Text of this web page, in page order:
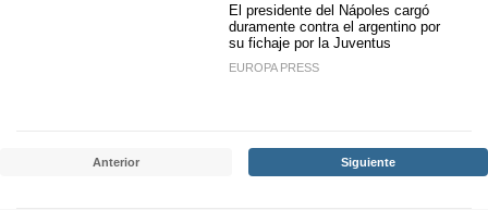
El presidente del Nápoles cargó
duramente contra el argentino por
su fichaje por la Juventus
EUROPA PRESS
Anterior Siguiente